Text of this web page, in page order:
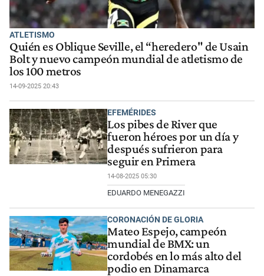
ATLETISMO
Quién es Oblique Seville, el “heredero" de Usain
Bolt y nuevo campeón mundial de atletismo de
los 100 metros
14-09-2025 20:43
EFEMÉRIDES
Los pibes de River que
fueron héroes por un día y
después sufrieron para
seguir en Primera
14-08-2025 05:30
EDUARDO MENEGAZZI
CORONACIÓN DE GLORIA
Mateo Espejo, campeón
mundial de BMX: un
cordobés en lo más alto del
podio en Dinamarca